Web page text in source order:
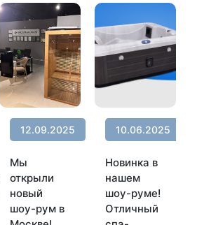
12.09.2025
Мы
открыли
новый
шоу-рум в
10.06.2025
Новинка в
нашем
шоу-руме!
Отличный